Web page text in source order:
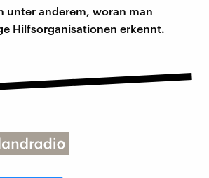
unter anderem, woran man
Hilfsorganisationen erkennt.